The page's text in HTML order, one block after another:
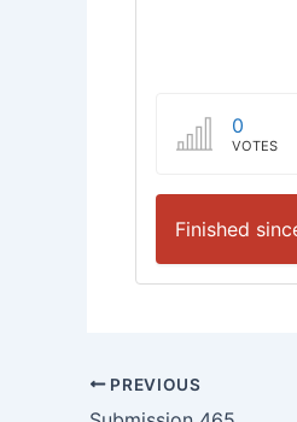
0
VOTES
Finished
PREVIOUS